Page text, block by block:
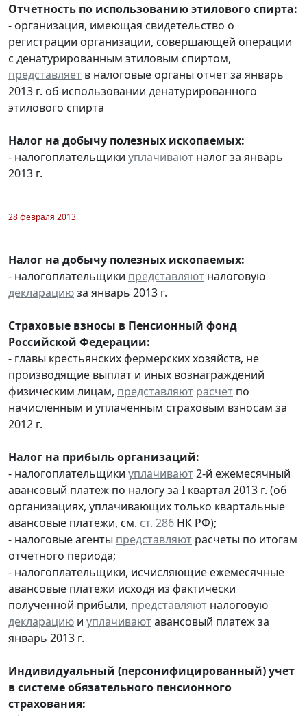
Отчетность по использованию этилового спирта:
- организация, имеющая свидетельство о
регистрации организации, совершающей операции
с денатурированным этиловым спиртом,
представляет в налоговые органы отчет за январь
2013 г. об использовании денатурированного
этилового спирта
Налог на добычу полезных ископаемых:
- налогоплательщики уплачивают налог за январь
2013 г.
28 февраля 2013
Налог на добычу полезных ископаемых:
- налогоплательщики представляют налоговую
декларациюза январь 2013 г.
Страховые взносы в Пенсионный фонд
Российской Федерации:
- главы крестьянских фермерских хозяйств, не
производящие выплат и иных вознаграждений
физическим лицам, представляют расчет по
начисленным и уплаченным страховым взносам за
2012 г.
Налог на прибыль организаций:
- налогоплательщики уплачивают2-й ежемесячный
авансовый платеж по налогу за I квартал 2013 г. (об
организациях, уплачивающих только квартальные
авансовые платежи, см. ст. 286 НК РФ);
- налоговые агенты представляют расчеты по итогам
отчетного периода;
- налогоплательщики, исчисляющие ежемесячные
авансовые платежи исходя из фактически
полученной прибыли, представляют налоговую
декларацию и уплачиваютавансовый платеж за
январь 2013 г.
Индивидуальный (персонифицированный) учет
в системе обязательного пенсионного
страхования: